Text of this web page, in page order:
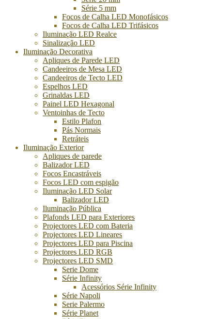
Série 5 mm
Focos de Calha LED Monofásicos
Focos de Calha LED Trifásicos
Iluminação LED Realce
Sinalização LED
Iluminação Decorativa
Apliques de Parede LED
Candeeiros de Mesa LED
Candeeiros de Tecto LED
Espelhos LED
Grinaldas LED
Painel LED Hexagonal
Ventoinhas de Tecto
Estilo Plafon
Pás Normais
Retráteis
Iluminação Exterior
Apliques de parede
Balizador LED
Focos Encastráveis
Focos LED com espigão
Iluminação LED Solar
Balizador LED
Iluminação Pública
Plafonds LED para Exteriores
Projectores LED com Bateria
Projectores LED Lineares
Projectores LED para Piscina
Projectores LED RGB
Projectores LED SMD
Serie Dome
Série Infinity
Acessórios Série Infinity
Série Napoli
Serie Palermo
Série Planet